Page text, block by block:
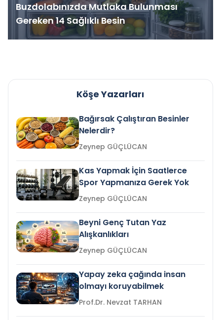
Buzdolabınızda Mutlaka Bulunması
Gereken 14 Sağlıklı Besin
Köşe Yazarları
Bağırsak Çalıştıran Besinler
Nelerdir?
Zeynep GÜÇLÜCAN
Kas Yapmak İçin Saatlerce
Spor Yapmanıza Gerek Yok
Zeynep GÜÇLÜCAN
Beyni Genç Tutan Yaz
Alışkanlıkları
Zeynep GÜÇLÜCAN
Yapay zeka çağında insan
olmayı koruyabilmek
Prof.Dr. Nevzat TARHAN